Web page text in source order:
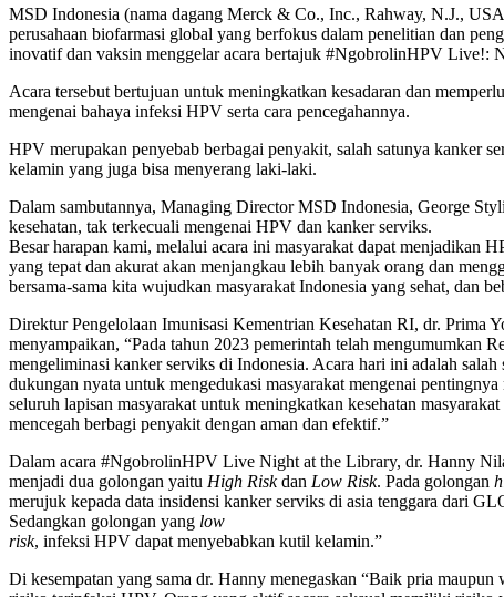
MSD Indonesia (nama dagang Merck & Co., Inc., Rahway, N.J.,
perusahaan biofarmasi global yang berfokus dalam penelitian dan
inovatif dan vaksin menggelar acara bertajuk #NgobrolinHPV Live!:
Acara tersebut bertujuan untuk meningkatkan kesadaran dan
mengenai bahaya infeksi HPV serta cara pencegahannya.
HPV merupakan penyebab berbagai penyakit, salah satunya kanker
kelamin yang juga bisa menyerang laki-laki.
Dalam sambutannya, Managing Director MSD Indonesia, George
kesehatan, tak terkecuali mengenai HPV dan kanker serviks.
Besar harapan kami, melalui acara ini masyarakat dapat menjadikan
yang tepat dan akurat akan menjangkau lebih banyak orang dan
bersama-sama kita wujudkan masyarakat Indonesia yang sehat, dan
Direktur Pengelolaan Imunisasi Kementrian Kesehatan RI, dr. Prima
menyampaikan, “Pada tahun 2023 pemerintah telah mengumumkan
mengeliminasi kanker serviks di Indonesia. Acara hari ini adalah salah
dukungan nyata untuk mengedukasi masyarakat mengenai
seluruh lapisan masyarakat untuk meningkatkan kesehatan
mencegah berbagi penyakit dengan aman dan efektif.”
Dalam acara #NgobrolinHPV Live Night at the Library, dr. Hanny
menjadi dua golongan yaitu High Riskdan Low Risk. Pada golongan
merujuk kepada data insidensi kanker serviks di asia tenggara dari
Sedangkan golongan yang low
risk, infeksi HPV dapat menyebabkan kutil kelamin.”
Di kesempatan yang sama dr. Hanny menegaskan “Baik pria